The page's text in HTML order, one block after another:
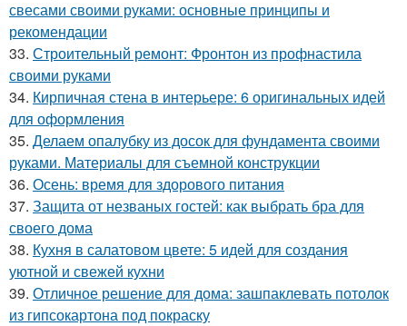
свесами своими руками: основные принципы и
рекомендации
33. Строительный ремонт: Фронтон из профнастила
своими руками
34. Кирпичная стена в интерьере: 6 оригинальных идей
для оформления
35. Делаем опалубку из досок для фундамента своими
руками. Материалы для съемной конструкции
36. Осень: время для здорового питания
37. Защита от незваных гостей: как выбрать бра для
своего дома
38. Кухня в салатовом цвете: 5 идей для создания
уютной и свежей кухни
39. Отличное решение для дома: зашпаклевать потолок
из гипсокартона под покраску